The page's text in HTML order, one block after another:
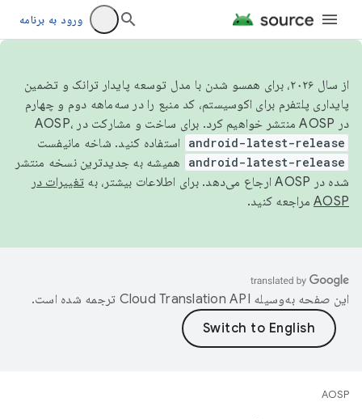
ورود به برنامه
از سال ۲۰۲۶، برای همسو شدن با مدل توسعه پایدار ترانک و تضمین
پایداری پلتفرم برای اکوسیستم، کد منبع را در سه‌ماهه دوم و چهارم
در AOSP منتشر خواهیم کرد. برای ساخت و مشارکت در AOSP،
android-latest-release استفاده کنید. شاخه مانیفست
android-latest-release
همیشه به جدیدترین نسخه منتشر
شده در AOSP ارجاع می‌دهد. برای اطلاعات بیشتر، به
تغییرات در
AOSP مراجعه کنید.
این صفحه به‌وسیله ترجمه شده است.
AOSP